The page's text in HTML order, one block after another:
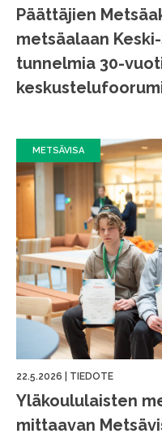
Päättäjien
metsäalaan
tunnelmia 30-
METSÄVISA
22.5.2026 TIEDOTE
Yläkoululaisten
mittaavan